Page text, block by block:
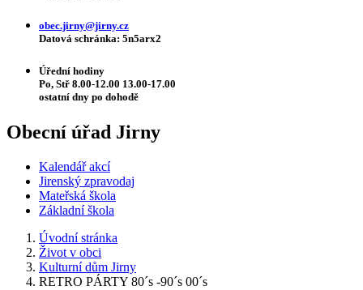
obec.jirny@jirny.cz
Datová schránka: 5n5arx2
Úřední hodiny
Po, Stř 8.00-12.00 13.00-17.00
ostatní dny po dohodě
Obecní úřad Jirny
Kalendář akcí
Jirenský zpravodaj
Mateřská škola
Základní škola
Úvodní stránka
Život v obci
Kulturní dům Jirny
RETRO PÁRTY 80´s -90´s 00´s